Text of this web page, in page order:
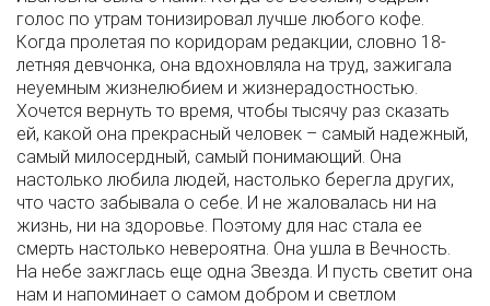
голос по утрам тонизировал лучше любого кофе.
Когда пролетая по коридорам редакции, словно 18-
летняя девчонка, она вдохновляла на труд, зажигала
неуемным жизнелюбием и жизнерадостностью.
Хочется вернуть то время, чтобы тысячу раз сказать
ей, какой она прекрасный человек – самый надежный,
самый милосердный, самый понимающий. Она
настолько любила людей, настолько берегла других,
что часто забывала о себе. И не жаловалась ни на
жизнь, ни на здоровье. Поэтому для нас стала ее
смерть настолько невероятна. Она ушла в Вечность.
На небе зажглась еще одна Звезда. И пусть светит она
нам и напоминает о самом добром и светлом